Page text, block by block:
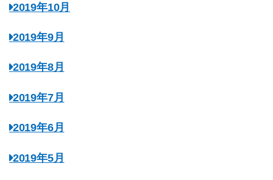
2019年10月
2019年9月
2019年8月
2019年7月
2019年6月
2019年5月